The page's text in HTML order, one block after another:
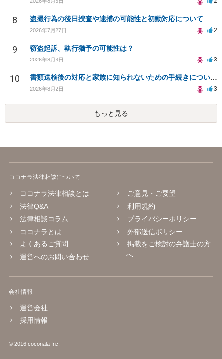
8 盗撮行為の後日捜査や逮捕の可能性と初動対応について
2026年7月27日 2
9 窃盗起訴、執行猶予の可能性は？
2026年8月3日 3
10 書類送検後の対応と家族に知られないための手続きについて相談
2026年8月2日 3
もっと見る
ココナラ法律相談について
ココナラ法律相談とは
法律Q&A
法律相談コラム
ココナラとは
よくあるご質問
運営へのお問い合わせ
ご意見・ご要望
利用規約
プライバシーポリシー
外部送信ポリシー
掲載をご検討の弁護士の方
へ
会社情報
運営会社
採用情報
© 2016 coconala Inc.